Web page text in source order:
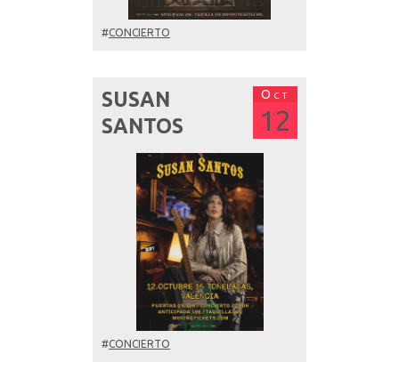
#CONCIERTO
Oct
12
SUSAN
SANTOS
#CONCIERTO